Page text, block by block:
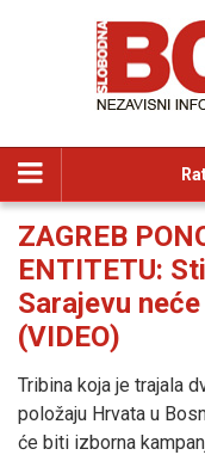
ZAGREB
ENTITETU:
Sarajevu
(VIDEO)
Tribina koja je trajala
položaju Hrvata u
će biti izborna